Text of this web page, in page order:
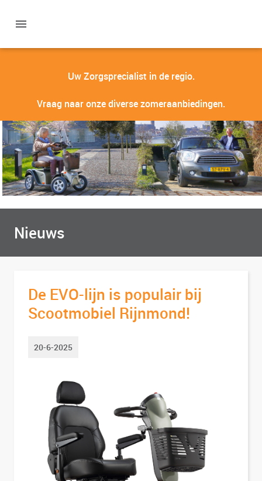
Uw Zorgsprecialist in de regio.
Vraag naar onze diverse zomeraanbiedingen.
Nieuws
De EVO-lijn is populair bij
Scootmobiel Rijnmond!
20-6-2025